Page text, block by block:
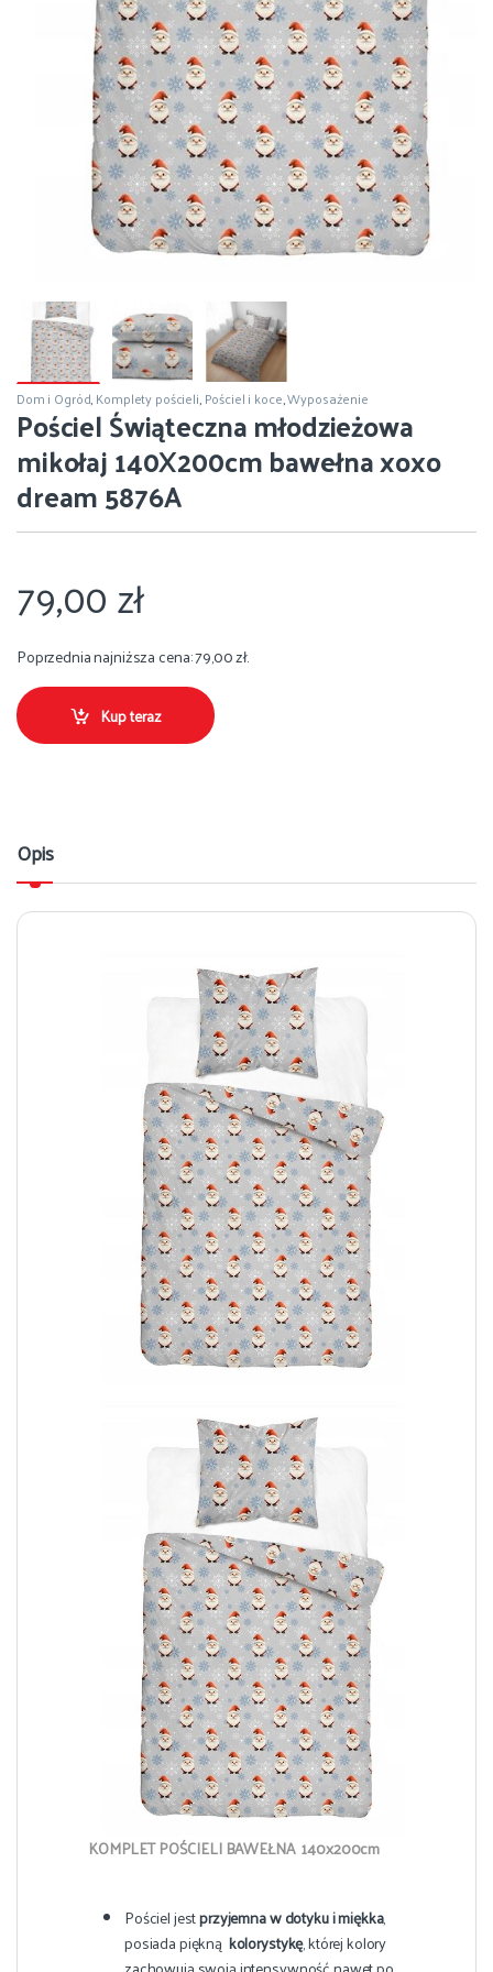
Dom i Ogród,Komplety pościeli,Pościel i koce,Wyposażenie
Pościel Świąteczna młodzieżowa
mikołaj 140X200cm bawełna xoxo
dream 5876A
79,00zł
Poprzednia najniższa cena:79,00zł.
Kup teraz
Opis
KOMPLET POŚCIELI BAWEŁNA 140x200cm
Pościel jestprzyjemna w dotyku i miękka,
posiada piękną kolorystykę, której kolory